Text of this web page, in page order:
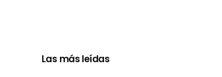
Las más leídas